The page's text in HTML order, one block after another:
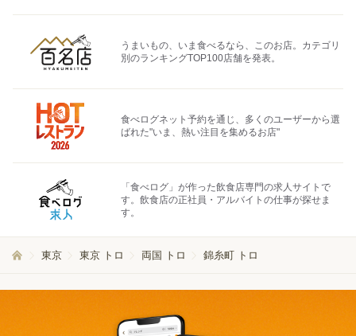
うまいもの、いま食べるなら、このお店。カテゴリ
別のランキングTOP100店舗を発表。
食べログネット予約を通じ、多くのユーザーから選
ばれた"いま、熱い注目を集めるお店"
「食べログ」が作った飲食店専門の求人サイトで
す。飲食店の正社員・アルバイトの仕事が探せま
す。
東京 東京 トロ 両国 トロ 錦糸町 トロ